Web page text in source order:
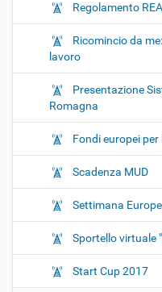
Regolamento
Ricomincio da
lavoro
Presentazione
Romagna
Fondi europei
Scadenza MUD
Settimana
Sportello virtuale
Start Cup 2017